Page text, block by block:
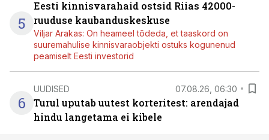
5
Eesti kinnisvarahaid ostsid Riias 42000-
ruuduse kaubanduskeskuse
Viljar Arakas: On heameel tõdeda, et taaskord on
suuremahulise kinnisvaraobjekti ostuks kogunenud
peamiselt Eesti investorid
6
UUDISED 07.08.26, 06:30
Turul uputab uutest korteritest: arendajad
hindu langetama ei kibele